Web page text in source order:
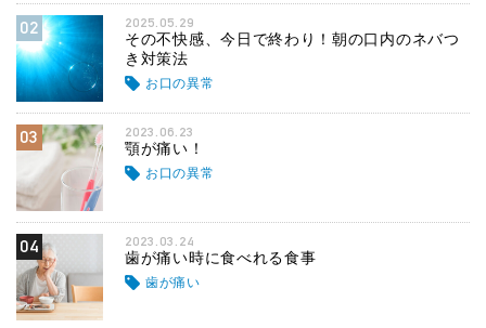
02 2025.05.29
その不快感、今日で終わり！朝の口内のネバつ
き対策法
お口の異常
03 2023.06.23
顎が痛い！
お口の異常
04 2023.03.24
歯が痛い時に食べれる食事
歯が痛い